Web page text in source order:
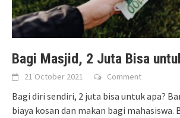
Bagi Masjid, 2 Juta Bisa
21 October 2021 Comment
Bagi diri sendiri, 2 juta bisa untuk apa?
biaya kosan dan makan bagi mahasiswa.